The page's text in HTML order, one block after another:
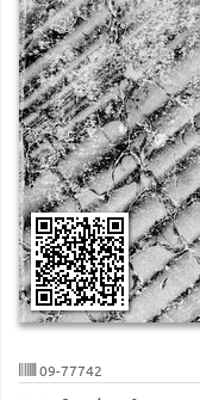
09-77742